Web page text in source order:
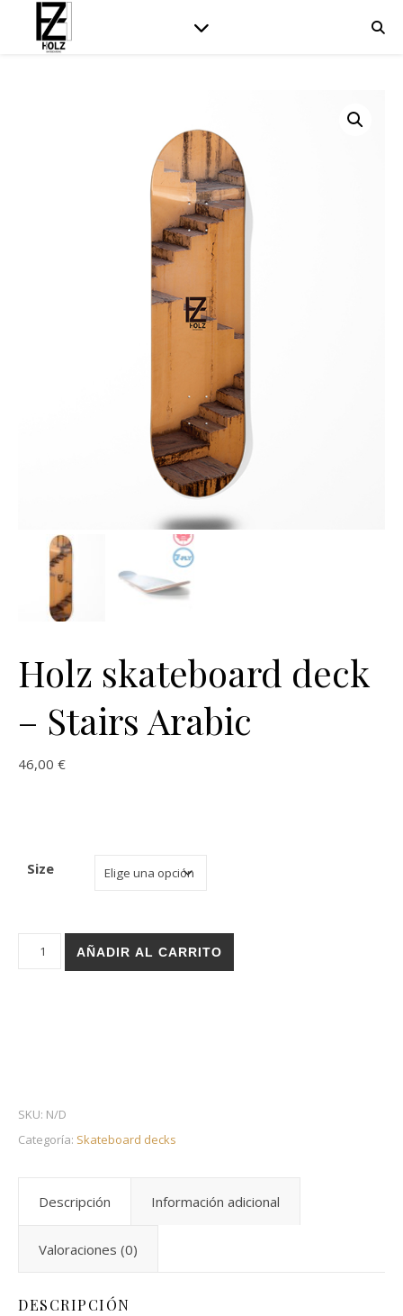
Holz skateboard deck
– Stairs Arabic
46,00 €
Size
Holz skateboard deck - Stairs Arabic cantidad
AÑADIR AL CARRITO
SKU: N/D
Categoría: Skateboard decks
Descripción Información adicional
Valoraciones (0)
DESCRIPCIÓN